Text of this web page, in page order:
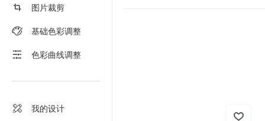
图片裁剪
基础色彩调整
色彩曲线调整
我的设计